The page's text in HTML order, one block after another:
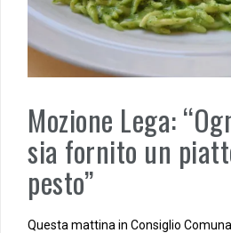
Mozione Lega:
sia fornito un
pesto”
Questa mattina in Consiglio